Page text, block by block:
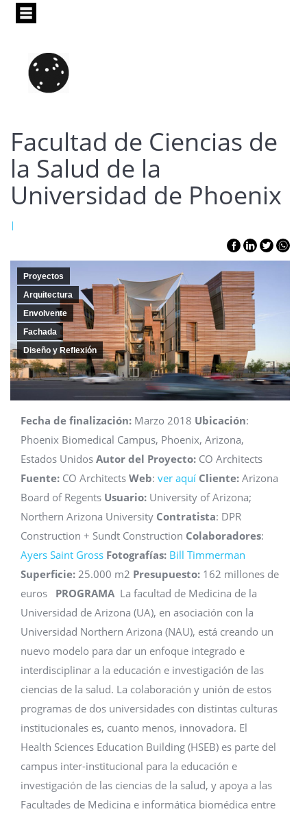
Pasar
principal
Facultad de Ciencias de
la Salud de la
Universidad de Phoenix
|
Proyectos
Arquitectura
Envolvente
Fachada
Diseño y Reflexión
Fecha de finalización: Marzo 2018 Ubicación:
Phoenix Biomedical Campus, Phoenix, Arizona,
Estados Unidos Autor del Proyecto: CO Architects
Fuente: CO Architects Web: ver aquí Cliente: Arizona
Board of Regents Usuario: University of Arizona;
Northern Arizona University Contratista: DPR
Construction + Sundt Construction Colaboradores:
Ayers Saint Gross Fotografías: Bill Timmerman
Superficie: 25.000 m2 Presupuesto: 162 millones de
euros PROGRAMA La facultad de Medicina de la
Universidad de Arizona (UA), en asociación con la
Universidad Northern Arizona (NAU), está creando un
nuevo modelo para dar un enfoque integrado e
interdisciplinar a la educación e investigación de las
ciencias de la salud. La colaboración y unión de estos
programas de dos universidades con distintas culturas
institucionales es, cuanto menos, innovadora. El
Health Sciences Education Building (HSEB) es parte del
campus inter-institucional para la educación e
investigación de las ciencias de la salud, y apoya a las
Facultades de Medicina e informática biomédica entre